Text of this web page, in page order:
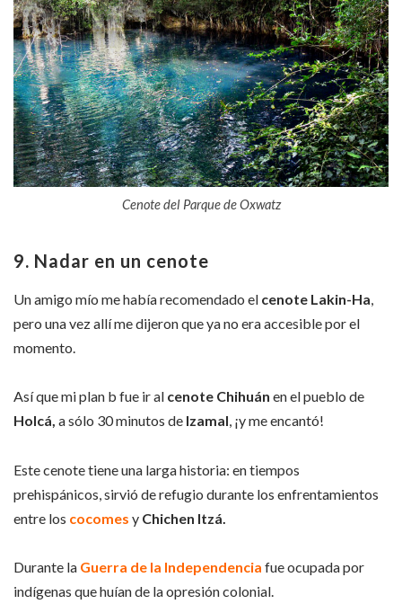
Cenote del Parque de Oxwatz
9. Nadar en un cenote
Un amigo mío me había recomendado el cenote Lakin-Ha
pero una vez allí me dijeron que ya no era accesible por el
momento.
Así que mi plan b fue ir al cenote Chihuán en el pueblo de
Holcá, a sólo 30 minutos de Izamal, ¡y me encantó!
Este cenote tiene una larga historia: en tiempos
prehispánicos, sirvió de refugio durante los enfrentamientos
entre los cocomes y Chichen Itzá.
Durante la Guerra de la Independencia fue ocupada por
indígenas que huían de la opresión colonial.